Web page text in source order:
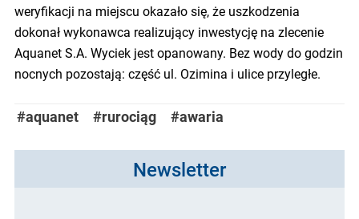
weryfikacji na miejscu okazało się, że uszkodzenia
dokonał wykonawca realizujący inwestycję na zlecenie
Aquanet S.A. Wyciek jest opanowany. Bez wody do godzin
nocnych pozostają: część ul. Ozimina i ulice przyległe.
#aquanet #rurociąg #awaria
Newsletter